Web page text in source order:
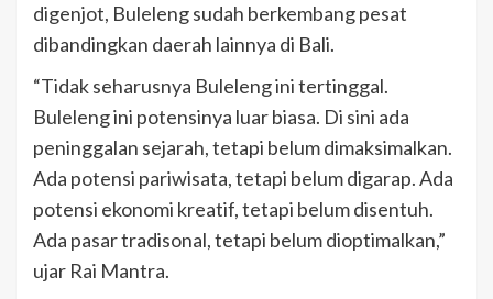
digenjot, Buleleng sudah berkembang pesat
dibandingkan daerah lainnya di Bali.
“Tidak seharusnya Buleleng ini tertinggal.
Buleleng ini potensinya luar biasa. Di sini ada
peninggalan sejarah, tetapi belum dimaksimalkan.
Ada potensi pariwisata, tetapi belum digarap. Ada
potensi ekonomi kreatif, tetapi belum disentuh.
Ada pasar tradisonal, tetapi belum dioptimalkan,”
ujar Rai Mantra.